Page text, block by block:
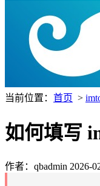
当前位置： 首页 >
如何填写
作者：qbadmin 2026-